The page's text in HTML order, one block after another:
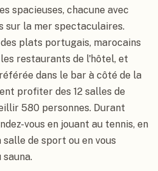
spacieuses, chacune avec
sur la mer spectaculaires.
plats portugais, marocains
restaurants de l'hôtel, et
dans le bar à côté de la
profiter des 12 salles de
580 personnes. Durant
vous en jouant au tennis, en
de sport ou en vous